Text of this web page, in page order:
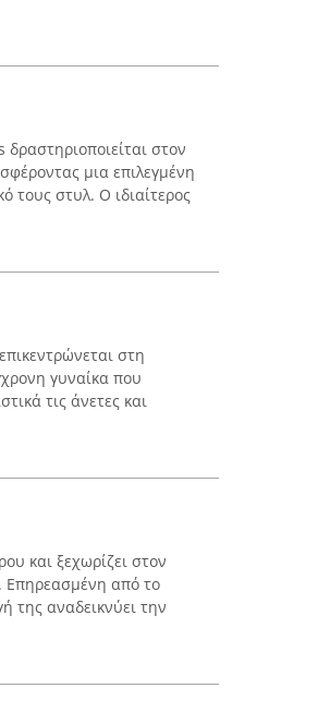
στον
μια επιλεγμένη
τους στυλ. Ο ιδιαίτερος
στη
γυναίκα που
τις άνετες και
και ξεχωρίζει στον
Επηρεασμένη από το
της αναδεικνύει την